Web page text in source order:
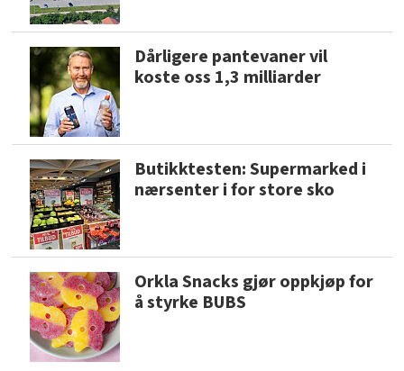
Dårligere pantevaner vil
koste oss 1,3 milliarder
Butikktesten: Supermarked i
nærsenter i for store sko
Orkla Snacks gjør oppkjøp for
å styrke BUBS